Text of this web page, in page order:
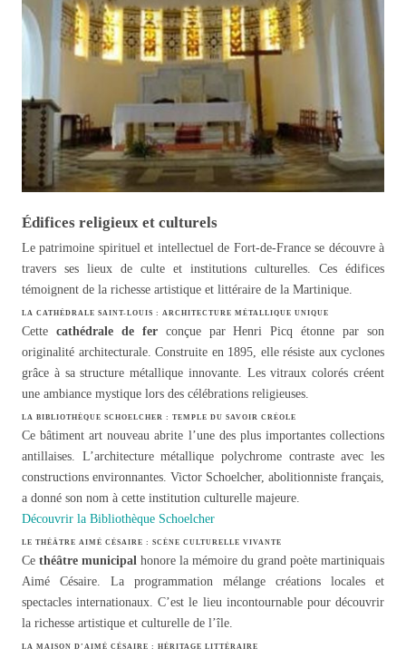
Édifices religieux et culturels
Le patrimoine spirituel et intellectuel de Fort-de-France se découvre à
travers ses lieux de culte et institutions culturelles. Ces édifices
témoignent de la richesse artistique et littéraire de la Martinique.
LA CATHÉDRALE SAINT-LOUIS : ARCHITECTURE MÉTALLIQUE UNIQUE
Cette cathédrale de ferconçue par Henri Picq étonne par son
originalité architecturale. Construite en 1895, elle résiste aux cyclones
grâce à sa structure métallique innovante. Les vitraux colorés créent
une ambiance mystique lors des célébrations religieuses.
LA BIBLIOTHÈQUE SCHOELCHER : TEMPLE DU SAVOIR CRÉOLE
Ce bâtiment art nouveau abrite l’une des plus importantes collections
antillaises. L’architecture métallique polychrome contraste avec les
constructions environnantes. Victor Schoelcher, abolitionniste français,
a donné son nom à cette institution culturelle majeure.
Découvrir la Bibliothèque Schoelcher
LE THÉÂTRE AIMÉ CÉSAIRE : SCÈNE CULTURELLE VIVANTE
Ce théâtre municipal honore la mémoire du grand poète martiniquais
Aimé Césaire. La programmation mélange créations locales et
spectacles internationaux. C’est le lieu incontournable pour découvrir
la richesse artistique et culturelle de l’île.
LA MAISON D’AIMÉ CÉSAIRE : HÉRITAGE LITTÉRAIRE